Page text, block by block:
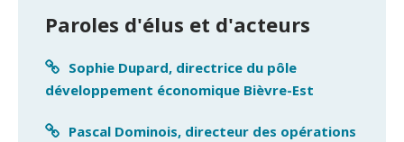
Paroles d'élus et d'acteurs
Sophie Dupard, directrice du pôle
développement économique Bièvre-Est
Pascal Dominois, directeur des opérations